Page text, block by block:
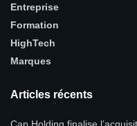
Entreprise
Formation
HighTech
Marques
Articles récents
Cap Holding finalise